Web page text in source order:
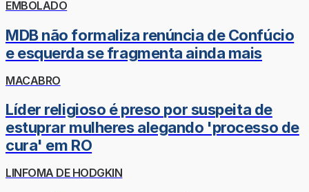
EMBOLADO
MDB não formaliza renúncia de Confúcio
e esquerda se fragmenta ainda mais
MACABRO
Líder religioso é preso por suspeita de
estuprar mulheres alegando 'processo de
cura' em RO
LINFOMA DE HODGKIN